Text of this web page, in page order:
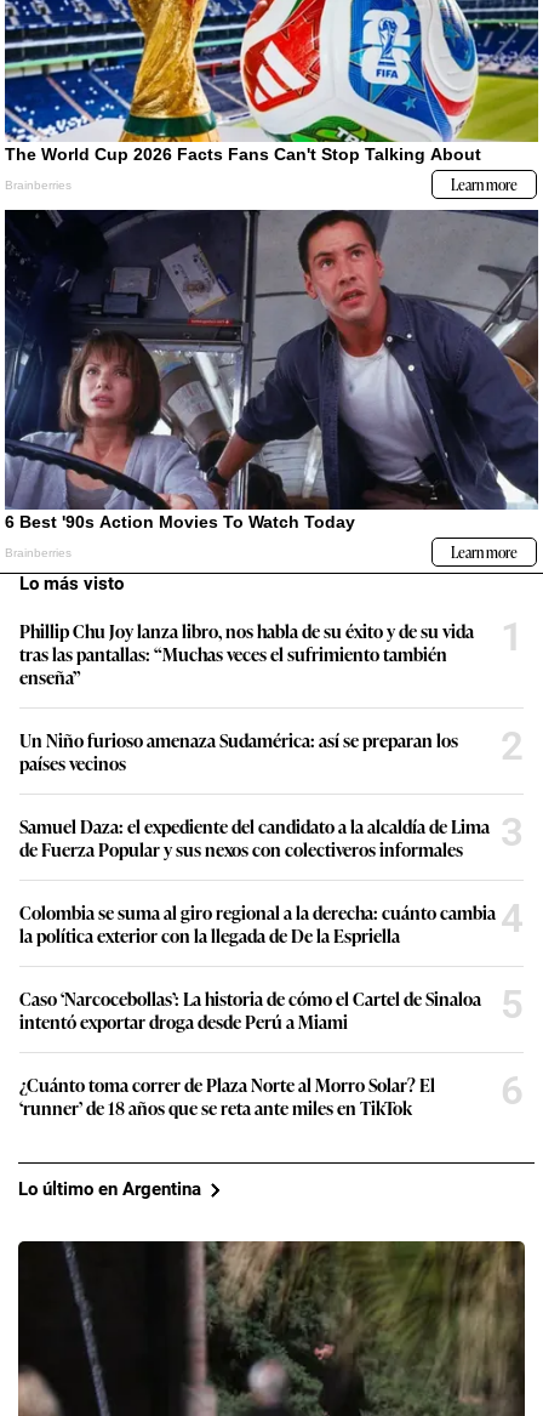
Lo más visto
Phillip Chu Joy lanza libro, nos habla de su éxito y de su vida
tras las pantallas: “Muchas veces el sufrimiento también
enseña”
1
Un Niño furioso amenaza Sudamérica: así se preparan los
países vecinos
2
Samuel Daza: el expediente del candidato a la alcaldía de Lima
de Fuerza Popular y sus nexos con colectiveros informales
3
Colombia se suma al giro regional a la derecha: cuánto cambia
la política exterior con la llegada de De la Espriella
4
Caso ‘Narcocebollas’: La historia de cómo el Cartel de Sinaloa
intentó exportar droga desde Perú a Miami
5
¿Cuánto toma correr de Plaza Norte al Morro Solar? El
‘runner’ de 18 años que se reta ante miles en TikTok
6
Lo último en Argentina